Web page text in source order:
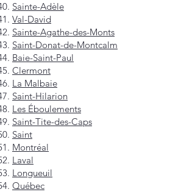
Sainte-Adèle
Val-David
Sainte-Agathe-des-Monts
Saint-Donat-de-Montcalm
Baie-Saint-Paul
Clermont
La Malbaie
Saint-Hilarion
Les Éboulements
Saint-Tite-des-Caps
Saint
Montréal
Laval
Longueuil
Québec